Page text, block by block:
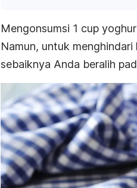
Mengonsumsi 1 cup
Namun, untuk
sebaiknya Anda beralih